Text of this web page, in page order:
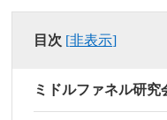
目次 [非表示]
ミドルファネル研究